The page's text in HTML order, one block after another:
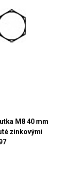
M8 40 mm
zinkovými